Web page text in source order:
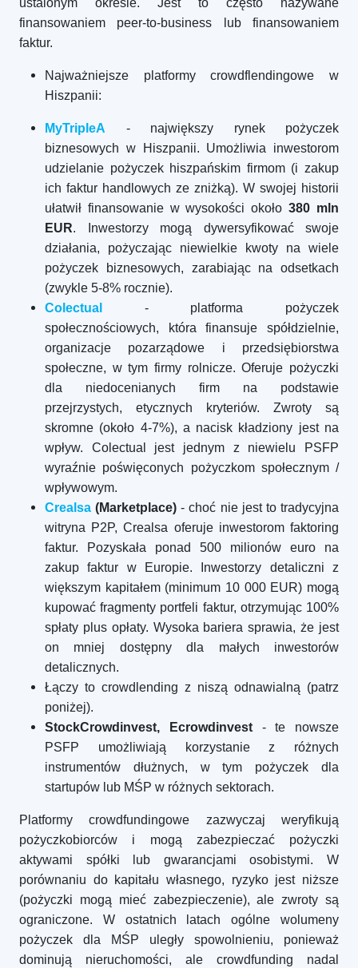
ustalonym okresie. Jest to często nazywane
finansowaniem peer-to-business lub finansowaniem
faktur.
Najważniejsze platformy crowdflendingowe w
Hiszpanii:
MyTripleA - największy rynek pożyczek
biznesowych w Hiszpanii. Umożliwia inwestorom
udzielanie pożyczek hiszpańskim firmom (i zakup
ich faktur handlowych ze zniżką). W swojej historii
ułatwił finansowanie w wysokości około380 mln
EUR. Inwestorzy mogą dywersyfikować swoje
działania, pożyczając niewielkie kwoty na wiele
pożyczek biznesowych, zarabiając na odsetkach
(zwykle 5-8% rocznie).
Colectual
- platforma pożyczek
społecznościowych, która finansuje spółdzielnie,
organizacje pozarządowe i przedsiębiorstwa
społeczne, w tym firmy rolnicze. Oferuje pożyczki
dla niedocenianych firm na podstawie
przejrzystych, etycznych kryteriów. Zwroty są
skromne (około 4-7%), a nacisk kładziony jest na
wpływ. Colectual jest jednym z niewielu PSFP
wyraźnie poświęconych pożyczkom społecznym /
wpływowym.
Crealsa (Marketplace) - choć nie jest to tradycyjna
witryna P2P, Crealsa oferuje inwestorom faktoring
faktur. Pozyskała ponad 500 milionów euro na
zakup faktur w Europie. Inwestorzy detaliczni z
większym kapitałem (minimum 10 000 EUR) mogą
kupować fragmenty portfeli faktur, otrzymując 100%
spłaty plus opłaty. Wysoka bariera sprawia, że jest
on mniej dostępny dla małych inwestorów
detalicznych.
Łączy to crowdlending z niszą odnawialną (patrz
poniżej).
StockCrowdinvest, Ecrowdinvest- te nowsze
PSFP umożliwiają korzystanie z różnych
instrumentów dłużnych, w tym pożyczek dla
startupów lub MŚP w różnych sektorach.
Platformy crowdfundingowe zazwyczaj weryfikują
pożyczkobiorców i mogą zabezpieczać pożyczki
aktywami spółki lub gwarancjami osobistymi. W
porównaniu do kapitału własnego, ryzyko jest niższe
(pożyczki mogą mieć zabezpieczenie), ale zwroty są
ograniczone. W ostatnich latach ogólne wolumeny
pożyczek dla MŚP uległy spowolnieniu, ponieważ
dominują nieruchomości, ale crowdfunding nadal